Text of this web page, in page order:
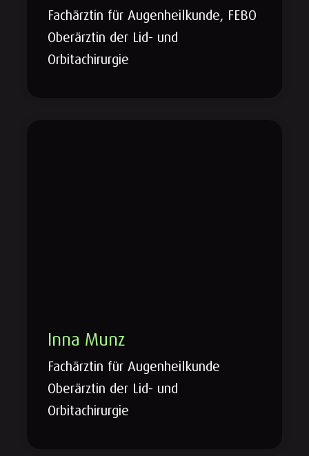
Fachärztin für Augenheilkunde, FEBO
Oberärztin der Lid- und
Orbitachirurgie
Inna Munz
Fachärztin für Augenheilkunde
Oberärztin der Lid- und
Orbitachirurgie